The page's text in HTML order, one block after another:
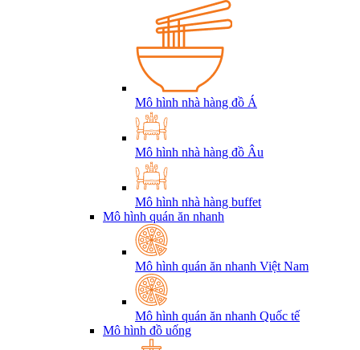
Mô hình nhà hàng đồ Á
Mô hình nhà hàng đồ Âu
Mô hình nhà hàng buffet
Mô hình quán ăn nhanh
Mô hình quán ăn nhanh Việt Nam
Mô hình quán ăn nhanh Quốc tế
Mô hình đồ uống